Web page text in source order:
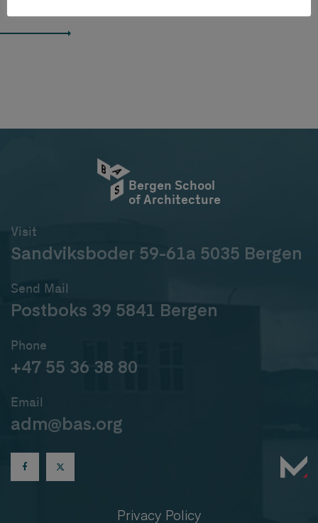
Bergen School
of Architecture
Visit
Sandviksboder 59-61a 5035 Bergen
Send Mail
Postboks 39 5841 Bergen
Phone
+47 55 36 38 80
Email
adm@bas.org
Privacy Policy